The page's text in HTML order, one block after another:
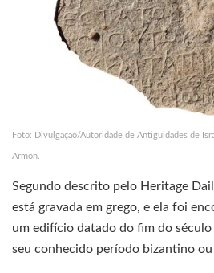
Foto: Divulgação/Autoridade de Antiguidades de
Armon.
Segundo descrito pelo Heritage
está gravada em grego, e ela foi
um edifício datado do fim do
seu conhecido período bizantino